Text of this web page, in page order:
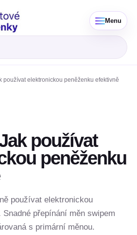
Menu
používat elektronickou peněženku efektivně
používat
peněženku
používat elektronickou
Snadné přepínání měn swipem
s primární měnou.